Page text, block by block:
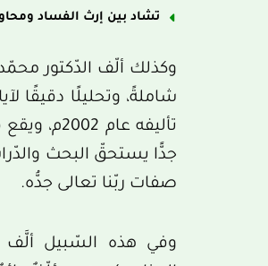
تشاد بين إرث الفساد
وكذلك ألّف الدّكتور
شاملةً، وتحليلًا دقيقًا
جدًّا يستحقّ البحث
صفات ربّنا تعالى جدُّه.
وفي هذه السّبيل ألَّف